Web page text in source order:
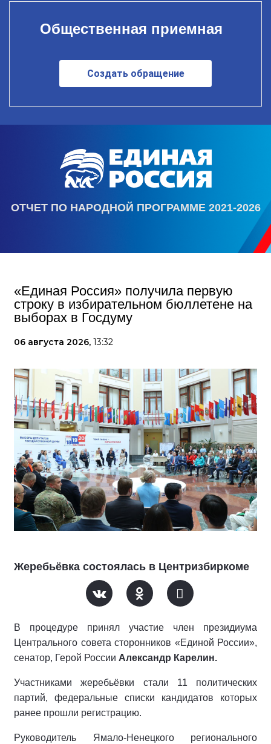
Общественная приемная
Создать обращение
ОТЧЕТ ПО НАРОДНОЙ ПРОГРАММЕ 2021-2026
«Единая Россия» получила первую
строку в избирательном бюллетене на
выборах в Госдуму
06 августа 2026, 13:32
Жеребьёвка состоялась в Центризбиркоме
В процедуре принял участие член президиума
Центрального совета сторонников «Единой России»,
сенатор, Герой России Александр Карелин.
Участниками жеребьёвки стали 11 политических
партий, федеральные списки кандидатов которых
ранее прошли регистрацию.
Руководитель Ямало-Ненецкого регионального